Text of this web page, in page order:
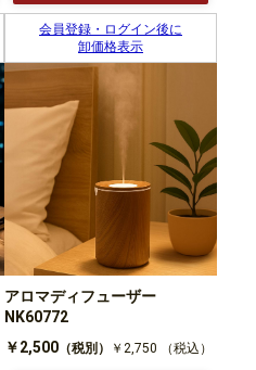
会員登録・ログイン後に
卸価格表示
アロマディフューザー
NK60772
￥2,500 （税別） ￥2,750 （税込）